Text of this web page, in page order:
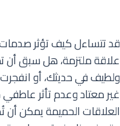
قد تتساءل كيف تؤثر
علاقة ملتزمة، هل سبق أن
ولطيف في حديثك، أو
غير معتاد وعدم تأثر
العلاقات الحميمة يمكن أن